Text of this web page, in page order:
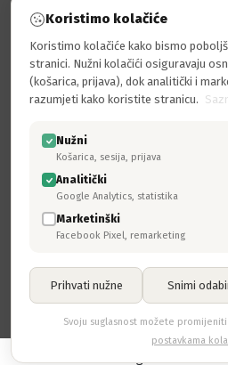
Koristimo kolačiće
Koristimo kolačiće kako bismo
stranici. Nužni kolačići osiguravaju
(košarica, prijava), dok analitički i
razumjeti kako koristite stranicu.
Nužni
Košarica, sesija, prijava
Analitički
Google Analytics, statistika
Marketinški
Facebook Pixel, remarketing
Prihvati nužne Snimi
Svoju suglasnost možete
postavkama
MOJ RAČUN
Prijava
Moj račun
Povijest narudžbi
Adrese
Osobni podaci
Pratite nas